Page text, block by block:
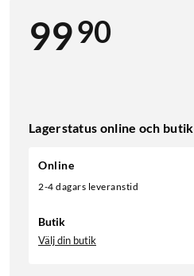
9990
Lagerstatus online och butik
Online
2-4 dagars leveranstid
Butik
Välj din butik